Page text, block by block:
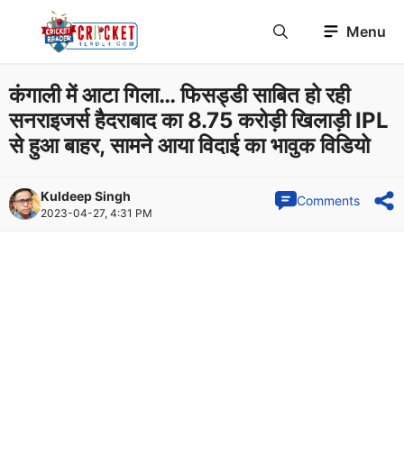
Menu
कंगाली में आटा गिला… फिसड्डी साबित हो रही
सनराइजर्स हैदराबाद का 8.75 करोड़ी खिलाड़ी IPL
से हुआ बाहर, सामने आया विदाई का भावुक विडियो
Kuldeep Singh
2023-04-27, 4:31 PM
Comments